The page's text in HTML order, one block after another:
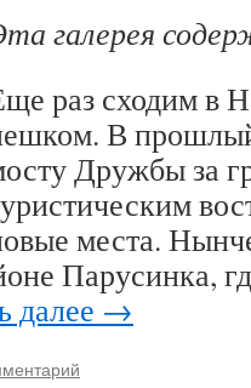
галерея
раз сходим в
В
Дружбы за
места.
Парусинка,
далее →